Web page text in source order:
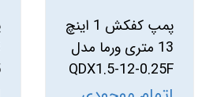
پمپ کفکش 1 اینچ
13 متری ورما مدل
QDX1.5-12-0.25F